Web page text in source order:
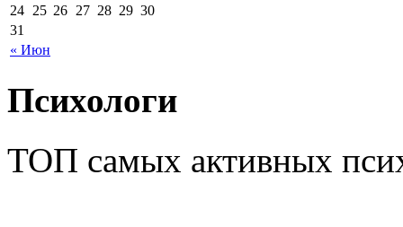
« Июн
24 25 26 27 28 29 30
31
Психологи
ТОП самых активных